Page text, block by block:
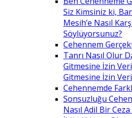
Siz Kimsiniz ki,
Mesih’e Nasıl
Söylüyorsunuz?
Cehennem
Tanrı Nasıl Olur
Gitmesine İzin
Gitmesine İzin
Cehennemde
Sonsuzluğu
Nasıl Adil Bir Ceza